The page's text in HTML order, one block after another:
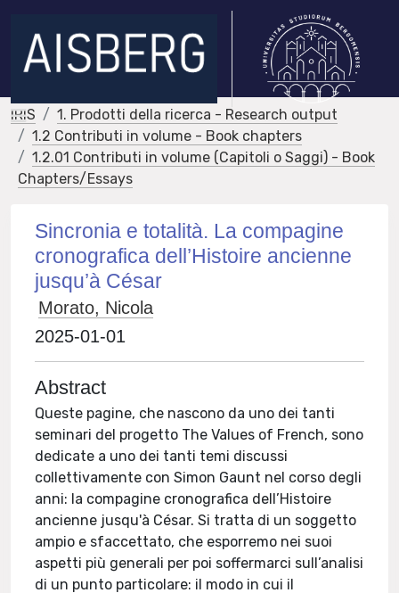
IRIS
1. Prodotti della ricerca - Research output
1.2 Contributi in volume - Book chapters
1.2.01 Contributi in volume (Capitoli o Saggi) - Book
Chapters/Essays
Sincronia e totalità. La compagine
cronografica dell’Histoire ancienne
jusqu’à César
Morato, Nicola
2025-01-01
Abstract
Queste pagine, che nascono da uno dei tanti
seminari del progetto The Values of French, sono
dedicate a uno dei tanti temi discussi
collettivamente con Simon Gaunt nel corso degli
anni: la compagine cronografica dell’Histoire
ancienne jusqu'à César. Si tratta di un soggetto
ampio e sfaccettato, che esporremo nei suoi
aspetti più generali per poi soffermarci sull’analisi
di un punto particolare: il modo in cui il